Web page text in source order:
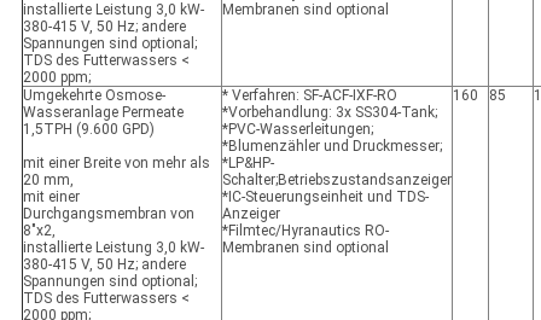
installierte Leistung 3,0 kW-
380-415 V, 50 Hz; andere
Spannungen sind optional;
TDS des Futterwassers <
2000 ppm;
Membranen sind optional
Umgekehrte Osmose-
Wasseranlage Permeate
1,5TPH (9.600 GPD)
mit einer Breite von mehr als
20 mm,
mit einer
Durchgangsmembran von
8"x2,
installierte Leistung 3,0 kW-
380-415 V, 50 Hz; andere
Spannungen sind optional;
TDS des Futterwassers <
2000 ppm;
* Verfahren: SF-ACF-IXF-RO
*Vorbehandlung: 3x SS304-Tank;
*PVC-Wasserleitungen;
*Blumenzähler und Druckmesser;
*LP&HP-
Schalter;Betriebszustandsanzeiger
*IC-Steuerungseinheit und TDS-
Anzeiger
*Filmtec/Hyranautics RO-
Membranen sind optional
160 85